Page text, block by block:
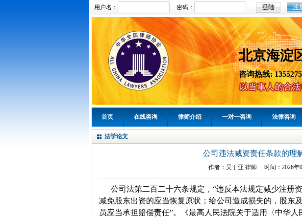
用户名： 密码： 注
北京海淀
咨询热线:
首页 在线咨询 律师介绍 一对一咨询 法律咨询
法学论文
公司违法减资责任条款的理
作者： 吴丁亚 律师 时间： 2026年
公司法第二百二十六条规定，“违反本法规定减少注册
减免股东出资的应当恢复原状；给公司造成损失的，股东
员应当承担赔偿责任”。《最高人民法院关于适用〈中华